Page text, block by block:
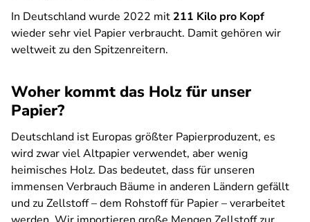
In Deutschland wurde 2022 mit 211 Kilo pro Kopf
wieder sehr viel Papier verbraucht. Damit gehören wir
weltweit zu den Spitzenreitern.
Woher kommt das Holz für unser
Papier?
Deutschland ist Europas größter Papierproduzent, es
wird zwar viel Altpapier verwendet, aber wenig
heimisches Holz. Das bedeutet, dass für unseren
immensen Verbrauch Bäume in anderen Ländern gefällt
und zu Zellstoff – dem Rohstoff für Papier – verarbeitet